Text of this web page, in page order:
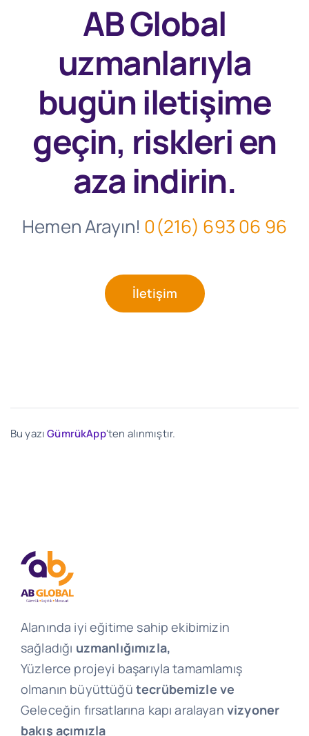
AB Global
uzmanlarıyla
bugüniletişime
geçin, riskleri en
aza indirin.
Hemen Arayın! 0(216) 693 06 96
İletişim
Bu yazıGümrükApp'ten alınmıştır.
Alanında iyi eğitime sahip ekibimizin
sağladığı uzmanlığımızla,
Yüzlerce projeyi başarıyla tamamlamış
olmanın büyüttüğü tecrübemizle ve
Geleceğin fırsatlarına kapı aralayan vizyoner
bakış açımızla